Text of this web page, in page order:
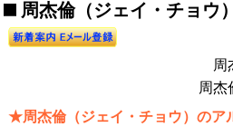
周杰倫（ジェイ・チョウ
周
周杰
★周杰倫（ジェイ・チョウ）のア